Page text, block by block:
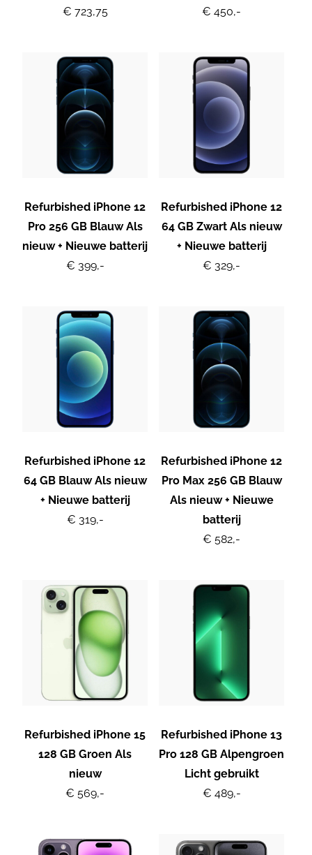
€ 723,75
€ 450,-
Refurbished iPhone 12
Pro 256 GB Blauw Als
nieuw + Nieuwe batterij
€ 399,-
Refurbished iPhone 12
64 GB Zwart Als nieuw
+ Nieuwe batterij
€ 329,-
Refurbished iPhone 12
64 GB Blauw Als nieuw
+ Nieuwe batterij
€ 319,-
Refurbished iPhone 12
Pro Max 256 GB Blauw
Als nieuw + Nieuwe
batterij
€ 582,-
Refurbished iPhone 15
128 GB Groen Als
nieuw
€ 569,-
Refurbished iPhone 13
Pro 128 GB Alpengroen
Licht gebruikt
€ 489,-